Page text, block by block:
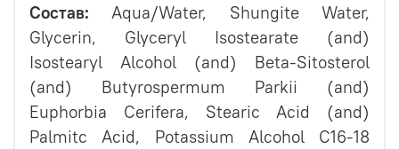
Состав:
Aqua/Water, Shungite Water,
Glycerin, Glyceryl Isostearate (and)
Isostearyl Alcohol (and) Beta-Sitosterol
(and) Butyrospermum Parkii (and)
Euphorbia Cerifera, Stearic Acid (and)
Palmitc Acid, Potassium Alcohol C16-18